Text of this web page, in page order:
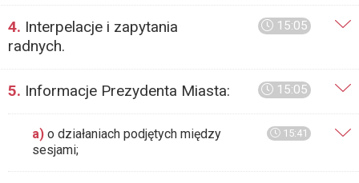
15:05
4. Interpelacje i zapytania
radnych.
15:05
5. Informacje Prezydenta Miasta:
15:41
a) o działaniach podjętych między
sesjami;